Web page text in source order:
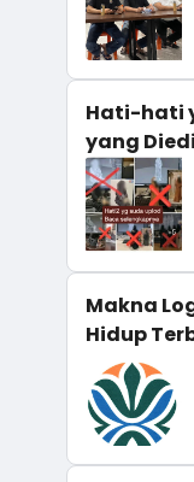
Hati-hati
yang
Makna
Hidup